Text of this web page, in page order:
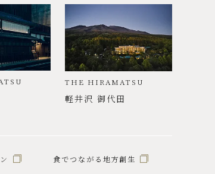
THE HIRAMATSU
軽井沢 御代田
食でつながる地方創生